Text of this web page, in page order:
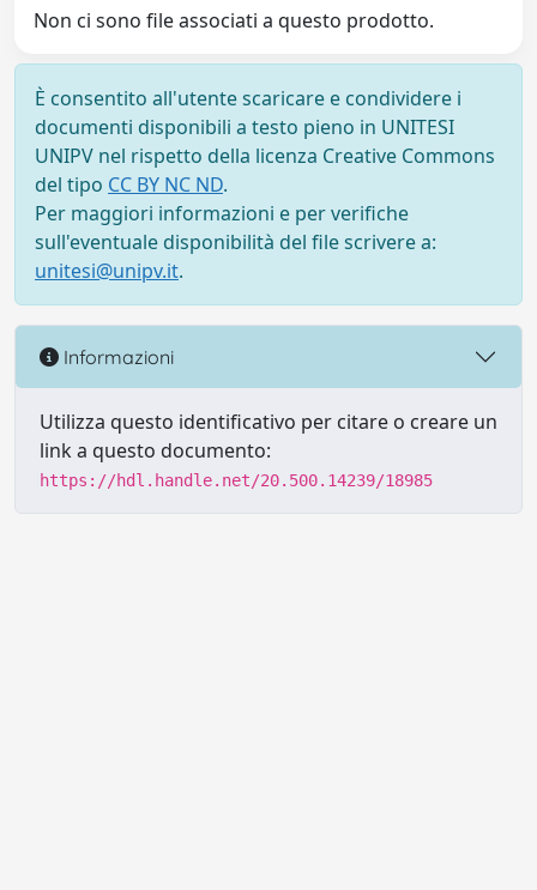
Non ci sono file associati a questo prodotto.
È consentito all'utente scaricare e condividere i
documenti disponibili a testo pieno in UNITESI
UNIPV nel rispetto della licenza Creative Commons
del tipo CC BY NC ND.
Per maggiori informazioni e per verifiche
sull'eventuale disponibilità del file scrivere a:
unitesi@unipv.it.
Informazioni
Utilizza questo identificativo per citare o creare un
link a questo documento:
https://hdl.handle.net/20.500.14239/18985